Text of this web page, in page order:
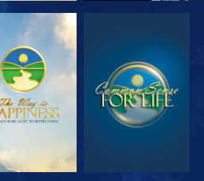
ANSEHEN ANSEHEN